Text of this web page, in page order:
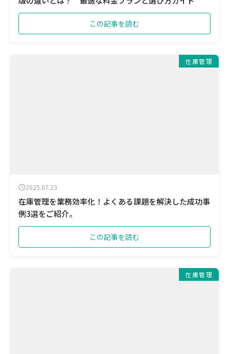
この記事を読む
在庫管理
2025.07.23
在庫管理を業務効率化！よくある課題を解決した成功事
例3選をご紹介。
この記事を読む
在庫管理